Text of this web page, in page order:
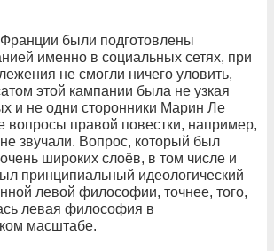
были подготовлены
именно в социальных сетях, при
не смогли ничего уловить,
этой кампании была не узкая
и не одни сторонники Марин Ле
правой повестки, например,
звучали. Вопрос, который был
широких слоёв, в том числе и
принципиальный идеологический
левой философии, точнее, того,
левая философия в
масштабе.